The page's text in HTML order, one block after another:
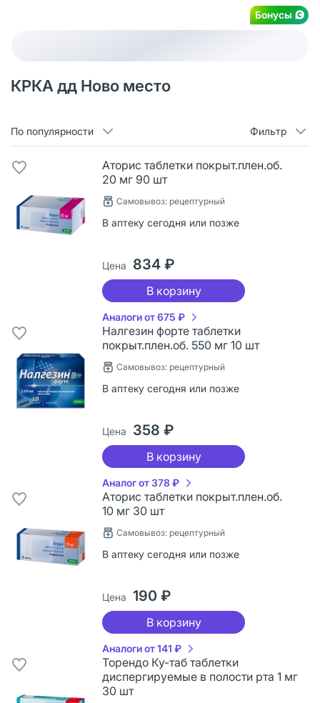
Бонусы
КРКА дд Ново место
По популярности Фильтр
Аторис таблетки покрыт.плен.об.
20 мг 90 шт
Самовывоз: рецептурный
В аптеку сегодня или позже
Цена 834 ₽
В корзину
Аналоги от 675 ₽
Налгезин форте таблетки
покрыт.плен.об. 550 мг 10 шт
Самовывоз: рецептурный
В аптеку сегодня или позже
Цена 358 ₽
В корзину
Аналог от 378 ₽
Аторис таблетки покрыт.плен.об.
10 мг 30 шт
Самовывоз: рецептурный
В аптеку сегодня или позже
Цена 190 ₽
В корзину
Аналоги от 141 ₽
Торендо Ку-таб таблетки
диспергируемые в полости рта 1 мг
30 шт